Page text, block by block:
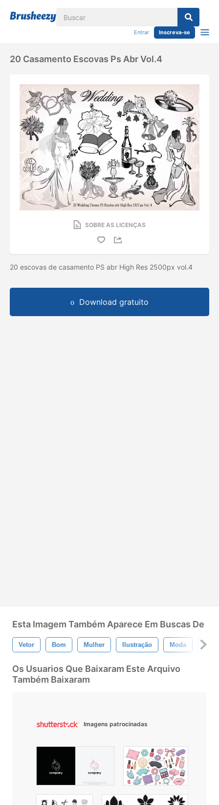
Entrar Inscreva-se
20 Casamento Escovas Ps Abr Vol.4
SOBRE AS LICENÇAS
20 escovas de casamento PS abr High Res 2500px vol.4
Download gratuito
Esta Imagem Também Aparece Em Buscas De
Vetor Bom Mulher Ilustração Moda
Os Usuarios Que Baixaram Este Arquivo
Também Baixaram
Imagens patrocinadas